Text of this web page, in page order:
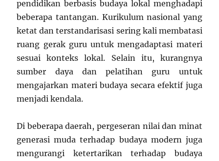
pendidikan berbasis budaya lokal menghadapi
beberapa tantangan. Kurikulum nasional yang
ketat dan terstandarisasi sering kali membatasi
ruang gerak guru untuk mengadaptasi materi
sesuai konteks lokal. Selain itu, kurangnya
sumber daya dan pelatihan guru untuk
mengajarkan materi budaya secara efektif juga
menjadi kendala.
Di beberapa daerah, pergeseran nilai dan minat
generasi muda terhadap budaya modern juga
mengurangi ketertarikan terhadap budaya